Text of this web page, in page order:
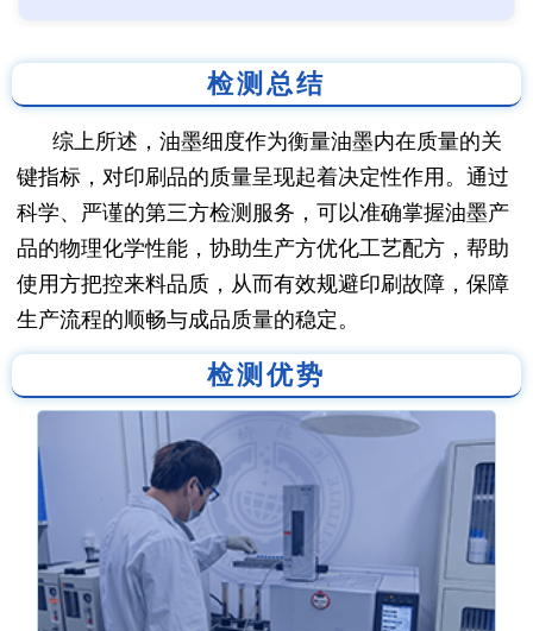
检测总结
综上所述，油墨细度作为衡量油墨内在质量的关
键指标，对印刷品的质量呈现起着决定性作用。通过
科学、严谨的第三方检测服务，可以准确掌握油墨产
品的物理化学性能，协助生产方优化工艺配方，帮助
使用方把控来料品质，从而有效规避印刷故障，保障
生产流程的顺畅与成品质量的稳定。
检测优势